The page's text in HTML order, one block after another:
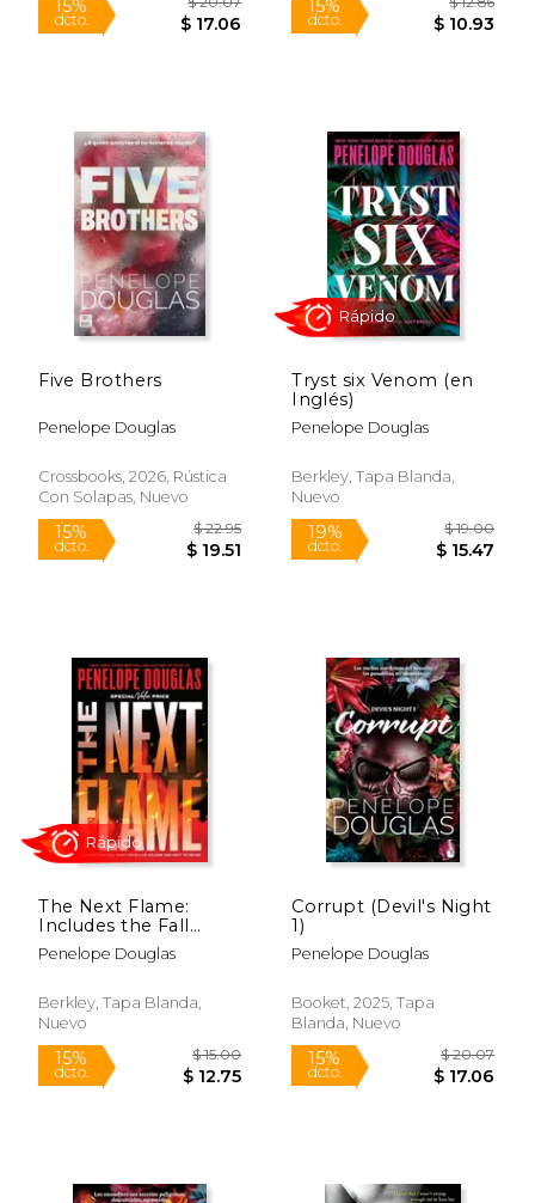
$ 17.06
Five Brothers
Penelope Douglas
Crossbooks, 2026, Rústica
Con Solapas, Nuevo
Tryst six Venom (en
Inglés)
Penelope Douglas
Berkley, Tapa Blanda,
Nuevo
The Next Flame:
Includes the Fall
Away Novellas Aflame
and Next to Never
(en Inglés)
Penelope Douglas
Berkley, Tapa Blanda,
Nuevo
Corrupt (Devil's Night
1)
Penelope Douglas
Booket, 2025, Tapa
Blanda, Nuevo